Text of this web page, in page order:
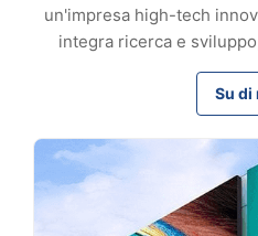
un'impresa high-tech
integra ricerca e
assistenza per
in fibra ottica. Con 17 anni di
globali apparecchiature ad
misura, conquistando fiducia
qualità affidabile e
Su di